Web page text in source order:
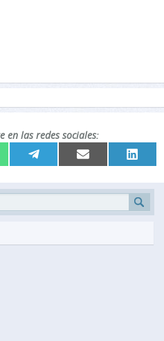
en las redes sociales:
Compartir
en
Compartir
en
Email
en